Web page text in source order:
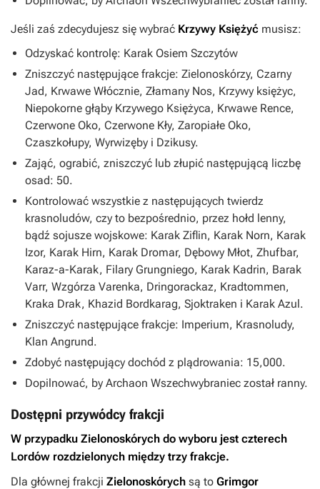
Jeśli zaś zdecydujesz się wybrać Krzywy Księżyć musisz:
Odzyskać kontrolę: Karak Osiem Szczytów
Zniszczyć następujące frakcje: Zielonoskórzy, Czarny
Jad, Krwawe Włócznie, Złamany Nos, Krzywy księżyc,
Niepokorne głąby Krzywego Księżyca, Krwawe Rence,
Czerwone Oko, Czerwone Kły, Zaropiałe Oko,
Czaszkołupy, Wyrwizęby i Dzikusy.
Zająć, ograbić, zniszczyć lub złupić następującą liczbę
osad: 50.
Kontrolować wszystkie z następujących twierdz
krasnoludów, czy to bezpośrednio, przez hołd lenny,
bądź sojusze wojskowe: Karak Ziflin, Karak Norn, Karak
Izor, Karak Hirn, Karak Dromar, Dębowy Młot, Zhufbar,
Karaz-a-Karak, Filary Grungniego, Karak Kadrin, Barak
Varr, Wzgórza Varenka, Dringorackaz, Kradtommen,
Kraka Drak, Khazid Bordkarag, Sjoktraken i Karak Azul.
Zniszczyć następujące frakcje: Imperium, Krasnoludy,
Klan Angrund.
Zdobyć następujący dochód z plądrowania: 15,000.
Dopilnować, by Archaon Wszechwybraniec został ranny.
Dostępni przywódcy frakcji
W przypadku Zielonoskórych do wyboru jest czterech
Lordów rozdzielonych między trzy frakcje.
Dla głównej frakcji Zielonoskórych są to Grimgor